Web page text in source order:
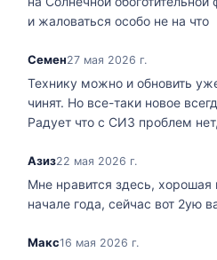
и жаловаться особо не на что
Семен27 мая 2026 г.
Технику можно и обновить
чинят. Но все-таки новое
Радует что с СИЗ проблем
Азиз22 мая 2026 г.
Мне нравится здесь, хорошая
начале года, сейчас вот 2ую
Макс16 мая 2026 г.